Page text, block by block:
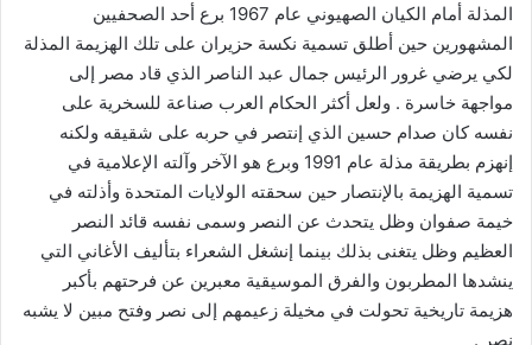
المذلة أمام الكيان الصهيوني عام 1967 برع أحد الصحفيين
المشهورين حين أطلق تسمية نكسة حزيران على تلك الهزيمة المذلة
لكي يرضي غرور الرئيس جمال عبد الناصر الذي قاد مصر إلى
مواجهة خاسرة . ولعل أكثر الحكام العرب صناعة للسخرية على
نفسه كان صدام حسين الذي إنتصر في حربه على شقيقه ولكنه
إنهزم بطريقة مذلة عام 1991 وبرع هو الآخر وآلته الإعلامية في
تسمية الهزيمة بالإنتصار حين سحقته الولايات المتحدة وأذلته في
خيمة صفوان وظل يتحدث عن النصر وسمى نفسه قائد النصر
العظيم وظل يتغنى بذلك بينما إنشغل الشعراء بتأليف الأغاني التي
ينشدها المطربون والفرق الموسيقية معبرين عن فرحتهم بأكبر
هزيمة تاريخية تحولت في مخيلة زعيمهم إلى نصر وفتح مبين لا يشبه
نصر .